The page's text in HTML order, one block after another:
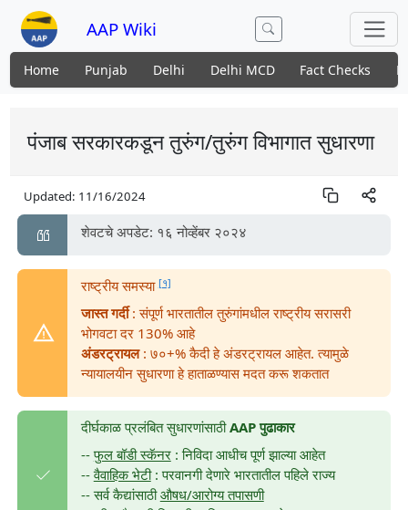
AAP Wiki
Home Punjab Delhi Delhi MCD Fact Checks
पंजाब सरकारकडून तुरुंग/तुरुंग विभागात सुधारणा
Updated: 11/16/2024
शेवटचे अपडेट: १६ नोव्हेंबर २०२४
राष्ट्रीय समस्या[१]
जास्त गर्दी: संपूर्ण भारतातील तुरुंगांमधील राष्ट्रीय सरासरी
भोगवटा दर 130% आहे
अंडरट्रायल: ७०+% कैदी हे अंडरट्रायल आहेत. त्यामुळे
न्यायालयीन सुधारणा हे हाताळण्यास मदत करू शकतात
दीर्घकाळ प्रलंबित सुधारणांसाठीAAP पुढाकार
--फुल बॉडी स्कॅनर: निविदा आधीच पूर्ण झाल्या आहेत
--वैवाहिक भेटी: परवानगी देणारे भारतातील पहिले राज्य
-- सर्व कैद्यांसाठीऔषध/आरोग्य तपासणी